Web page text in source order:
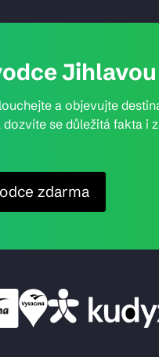
Jihlavou
a objevujte
se důležitá fakta i
zdarma